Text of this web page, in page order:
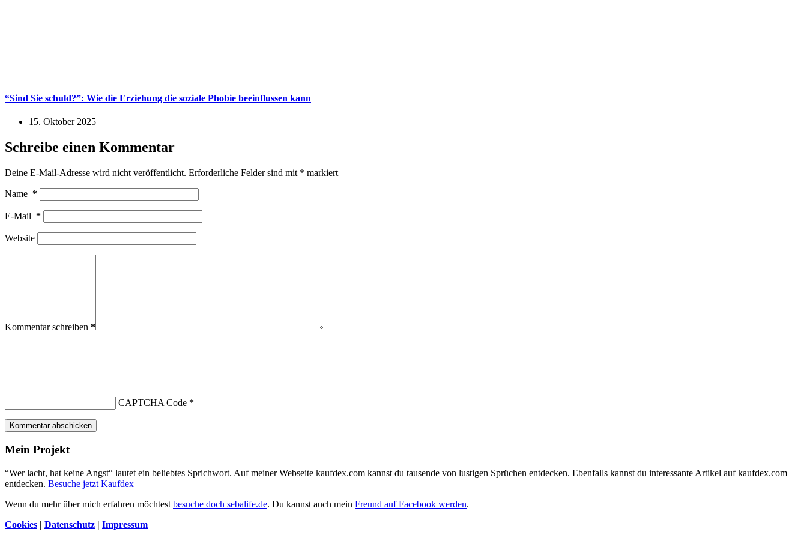
“Sind Sie schuld?”: Wie die Erziehung die soziale Phobie beeinflussen kann
15. Oktober 2025
Schreibe einen Kommentar
Deine E-Mail-Adresse wird nicht veröffentlicht. Erforderliche Felder sind mit * markiert
Name *
E-Mail *
Website
Kommentar schreiben *
CAPTCHA Code *
Kommentar abschicken
Mein Projekt
“Wer lacht, hat keine Angst“ lautet ein beliebtes Sprichwort. Auf meiner Webseite kaufdex.com kannst du tausende von lustigen Sprüchen entdecken. Ebenfalls kannst du interessante Artikel auf kaufdex.com
entdecken. Besuche jetzt Kaufdex
Wenn du mehr über mich erfahren möchtest besuche doch sebalife.de. Du kannst auch mein Freund auf Facebook werden.
Cookies | Datenschutz | Impressum